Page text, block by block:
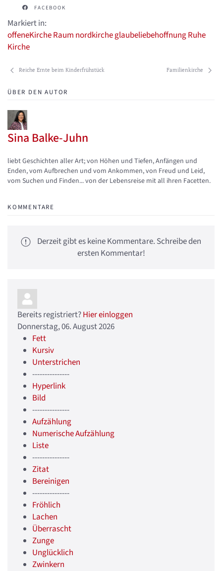
FACEBOOK
Markiert in:
offeneKircheRaum nordkircheglaubeliebehoffnungRuhe
Kirche
Reiche Ernte beim Kinderfrühstück Familienkirche
ÜBER DEN AUTOR
Sina Balke-Juhn
Updates abonnieren
Abo von Updates dieses Autors beenden
liebt Geschichten aller Art; von Höhen und Tiefen, Anfängen und
Enden, vom Aufbrechen und vom Ankommen, von Freud und Leid,
vom Suchen und Finden... von der Lebensreise mit all ihren Facetten.
KOMMENTARE
Derzeit gibt es keine Kommentare. Schreibe den
ersten Kommentar!
Bereits registriert?Hier einloggen
Donnerstag, 06. August 2026
Fett
Kursiv
Unterstrichen
---------------
Hyperlink
Bild
---------------
Aufzählung
Numerische Aufzählung
Liste
---------------
Zitat
Bereinigen
---------------
Fröhlich
Lachen
Überrascht
Zunge
Unglücklich
Zwinkern